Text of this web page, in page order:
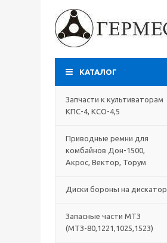
КАТАЛОГ
Запчасти к культиваторам
КПС-4, КСО-4,5
Приводные ремни для
комбайнов Дон-1500,
Акрос, Вектор, Торум
Диски бороны на дискатор
Запасные части МТЗ
(МТЗ-80,1221,1025,1523)